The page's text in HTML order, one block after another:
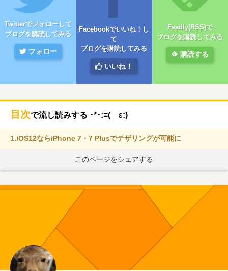
Twitterでフォローして
ブログを購読してみる
フォロー
Facebookでいいね！し
て
ブログを購読してみる
いいね！
Feedly(RSS)で
ブログを購読してみる
購読する
目次で流し読みする ･*･:≡( ε:)
1.iOS12ならiPhone 7・7 Plusでテザリングが可能に
このページをシェアする